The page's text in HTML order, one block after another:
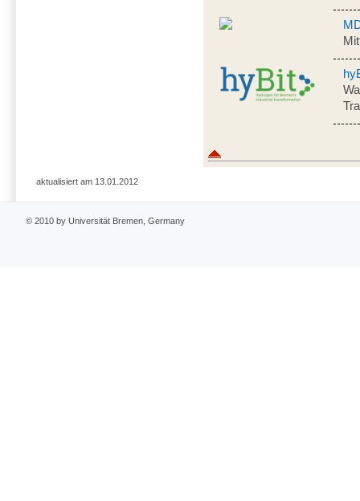
aktualisiert am 13.01.2012
© 2010 by Universität Bremen, Germany